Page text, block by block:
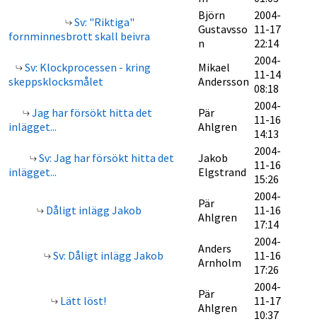
Sv: "Riktiga"
fornminnesbrott skall beivra
Björn
Gustavsso
n
2004-
11-17
22:14
Sv: Klockprocessen - kring
skeppsklocksmålet
Mikael
Andersson
2004-
11-14
08:18
Jag har försökt hitta det
inlägget...
Pär
Ahlgren
2004-
11-16
14:13
Sv: Jag har försökt hitta det
inlägget...
Jakob
Elgstrand
2004-
11-16
15:26
Dåligt inlägg Jakob
Pär
Ahlgren
2004-
11-16
17:14
Sv: Dåligt inlägg Jakob
Anders
Arnholm
2004-
11-16
17:26
Lätt löst!
Pär
Ahlgren
2004-
11-17
10:37